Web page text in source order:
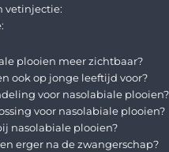
vetinjectie:
plooien meer zichtbaar?
ook op jonge leeftijd voor?
voor nasolabiale plooien?
voor nasolabiale plooien?
nasolabiale plooien?
erger na de zwangerschap?